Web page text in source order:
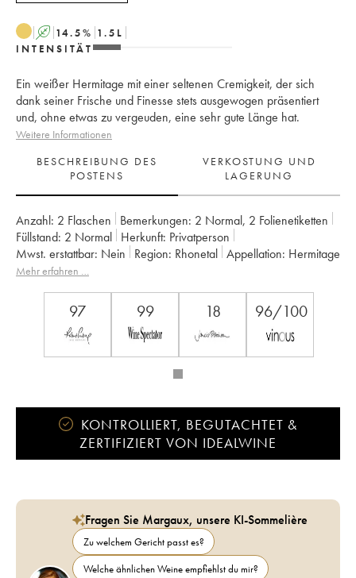
A 14.5% 1.5 L
INTENSITÄT
Ein weißer Hermitage mit einer seltenen Cremigkeit, der sich
dank seiner Frische und Finesse stets ausgewogen präsentiert
und, ohne etwas zu vergeuden, eine sehr gute Länge hat.
Weitere Informationen
BESCHREIBUNG DES
POSTENS
VERKOSTUNG UND
LAGERUNG
Anzahl: 2 Flaschen Bemerkungen: 2 Normal, 2 Folienetiketten
Füllstand: 2 Normal Herkunft:
privatperson
Mwst. erstattbar:
nein Region: Rhonetal Appellation:
Hermitage
Eigentümer:
Mehr erfahren …
97 99 18 96/100
KONTROLLIERT, BEGUTACHTET &
ZERTIFIZIERT VON IDEALWINE
Fragen Sie Margaux, unsere KI-Sommelière
Zu welchem Gericht passt es?
Welche ähnlichen Weine empfiehlst du mir?